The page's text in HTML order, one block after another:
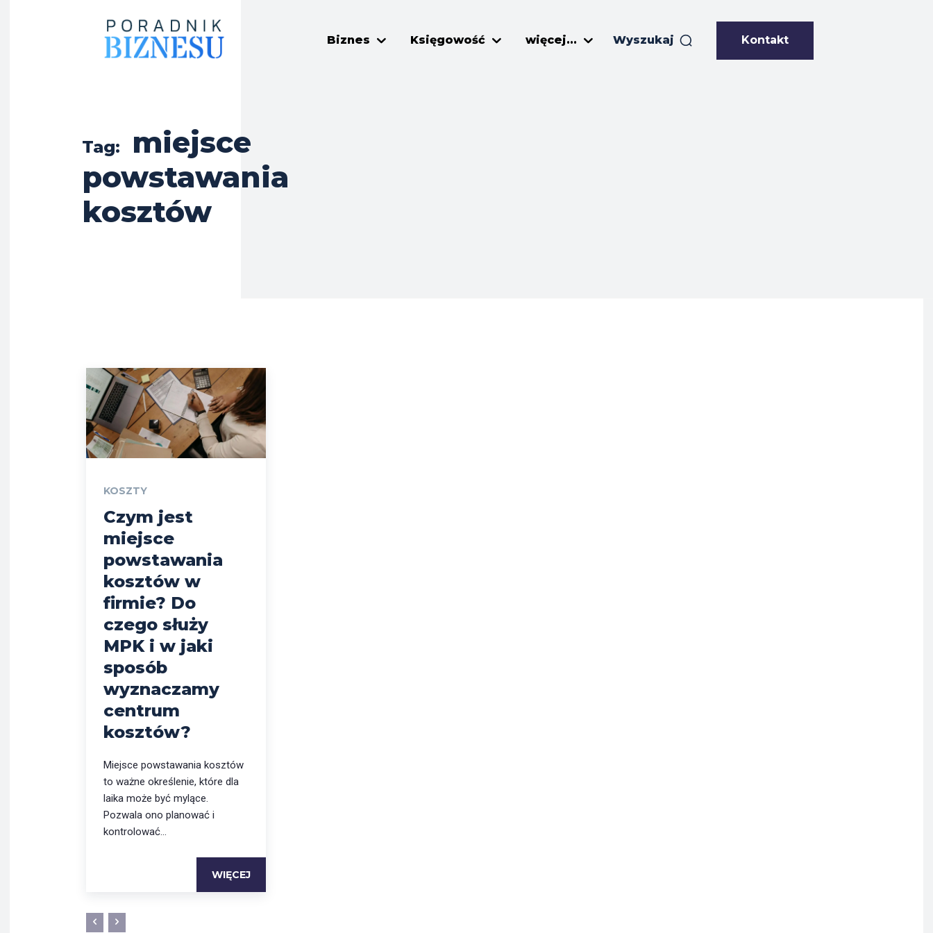
Biznes Księgowość więcej... Wyszukaj Kontakt
Tag:
miejsce
powstawania
kosztów
KOSZTY
Czym jest
miejsce
powstawania
kosztów w
firmie? Do
czego służy
MPK i w jaki
sposób
wyznaczamy
centrum
kosztów?
Miejsce powstawania kosztów
to ważne określenie, które dla
laika może być mylące.
Pozwala ono planować i
kontrolować...
WIĘCEJ